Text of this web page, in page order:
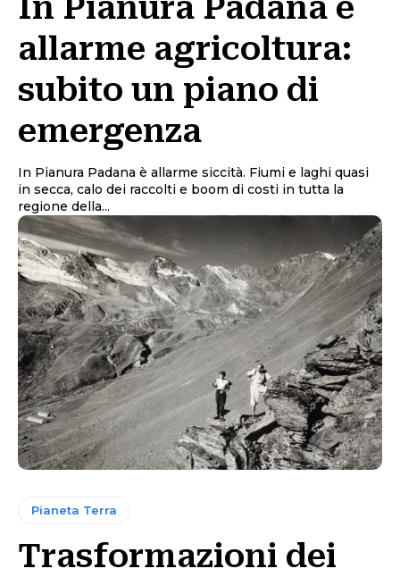
In Pianura Padana è
allarme agricoltura:
subito un piano di
emergenza
In Pianura Padana è allarme siccità. Fiumi e laghi quasi
in secca, calo dei raccolti e boom di costi in tutta la
regione della...
Pianeta Terra
Trasformazioni dei